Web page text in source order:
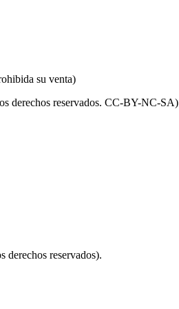
su venta)
derechos reservados. CC-BY-NC-SA)
reservados).